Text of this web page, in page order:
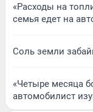
«Расходы на
семья едет на
Соль земли
«Четыре месяца
автомобилист